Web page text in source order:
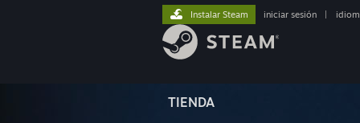
TIENDA
Instalar Steam iniciar sesión